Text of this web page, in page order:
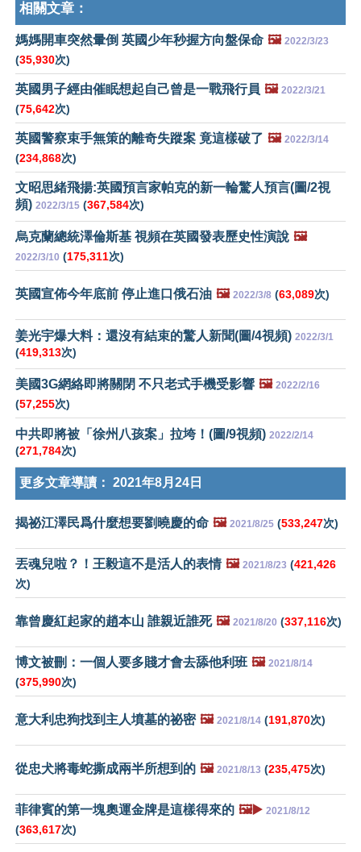
相關文章：
媽媽開車突然暈倒 英國少年秒握方向盤保命 🖼️ 2022/3/23
(35,930次)
英國男子經由催眠想起自己曾是一戰飛行員 🖼️ 2022/3/21
(75,642次)
英國警察束手無策的離奇失蹤案 竟這樣破了 🖼️ 2022/3/14
(234,868次)
文昭思緒飛揚:英國預言家帕克的新一輪驚人預言(圖/2視
頻) 2022/3/15 (367,584次)
烏克蘭總統澤倫斯基 視頻在英國發表歷史性演說 🖼️
2022/3/10 (175,311次)
英國宣佈今年底前 停止進口俄石油 🖼️ 2022/3/8 (63,089次)
姜光宇爆大料：還沒有結束的驚人新聞(圖/4視頻) 2022/3/1
(419,313次)
美國3G網絡即將關閉 不只老式手機受影響 🖼️ 2022/2/16
(57,255次)
中共即將被「徐州八孩案」拉垮！(圖/9視頻) 2022/2/14
(271,784次)
更多文章導讀： 2021年8月24日
揭祕江澤民爲什麼想要劉曉慶的命 🖼️ 2021/8/25 (533,247次)
丟魂兒啦？！王毅這不是活人的表情 🖼️ 2021/8/23 (421,426
次)
靠曾慶紅起家的趙本山 誰親近誰死 🖼️ 2021/8/20 (337,116次)
博文被刪：一個人要多賤才會去舔他利班 🖼️ 2021/8/14
(375,990次)
意大利忠狗找到主人墳墓的祕密 🖼️ 2021/8/14 (191,870次)
從忠犬將毒蛇撕成兩半所想到的 🖼️ 2021/8/13 (235,475次)
菲律賓的第一塊奧運金牌是這樣得來的 🖼️▶️ 2021/8/12
(363,617次)